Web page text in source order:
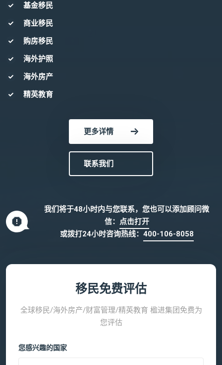
基金移民
商业移民
购房移民
海外护照
海外房产
精英教育
更多详情
联系我们
我们将于48小时内与您联系，您也可以添加顾问微
信： 点击打开
或拨打24小时咨询热线： 400-106-8058
移民免费评估
全球移民/海外房产/财富管理/精英教育 楹进集团免费为
您评估
您感兴趣的国家